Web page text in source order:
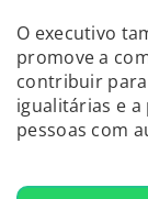
O executivo
promove a
contribuir
igualitárias e
pessoas com